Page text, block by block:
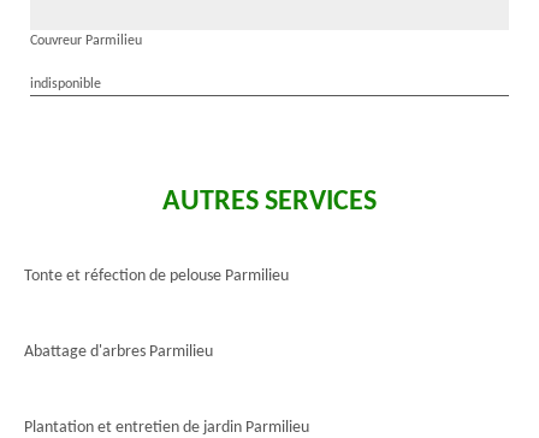
Couvreur Parmilieu
indisponible
AUTRES SERVICES
Tonte et réfection de pelouse Parmilieu
Abattage d'arbres Parmilieu
Plantation et entretien de jardin Parmilieu